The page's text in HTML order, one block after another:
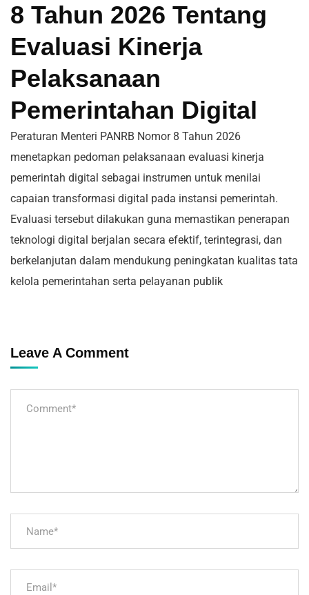
8 Tahun 2026 Tentang
Evaluasi Kinerja
Pelaksanaan
Pemerintahan Digital
Peraturan Menteri PANRB Nomor 8 Tahun 2026
menetapkan pedoman pelaksanaan evaluasi kinerja
pemerintah digital sebagai instrumen untuk menilai
capaian transformasi digital pada instansi pemerintah.
Evaluasi tersebut dilakukan guna memastikan penerapan
teknologi digital berjalan secara efektif, terintegrasi, dan
berkelanjutan dalam mendukung peningkatan kualitas tata
kelola pemerintahan serta pelayanan publik
Leave A Comment